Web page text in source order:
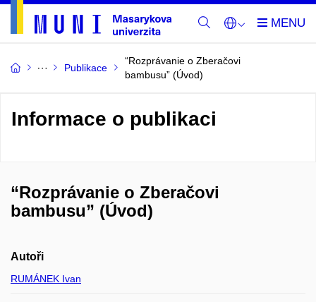
Publikace
“Rozprávanie o Zberačovi
bambusu” (Úvod)
Informace o publikaci
“Rozprávanie o Zberačovi
bambusu” (Úvod)
Autoři
RUMÁNEK Ivan